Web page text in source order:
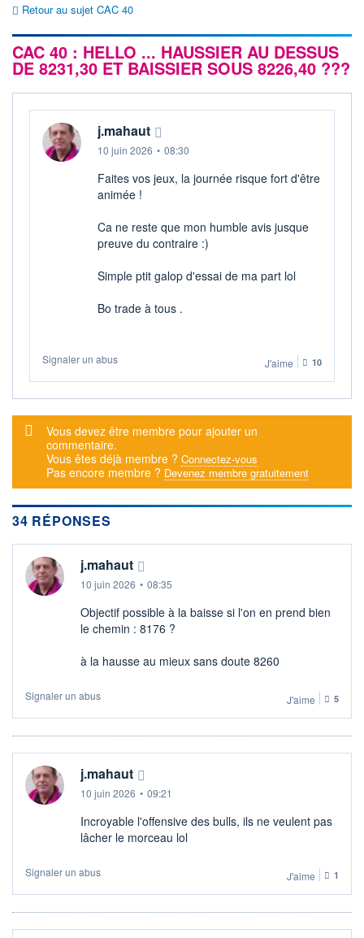
8 720
8 740
OUVERTURE
8 712,29
+ BAS
+HAUT 1ER +BAS 1ER
JANVIER
7 505,27
DERNIER ÉCHANGE
Retour au sujet CAC 40
CAC 40 : HELLO ... HAUSSIER AU DESSUS
DE 8231,30 ET BAISSIER SOUS 8226,40 ???
j.mahaut
10 juin 2026 • 08:30
Faites vos jeux, la journée risque fort d'être
animée !
Ca ne reste que mon humble avis jusque
preuve du contraire :)
Simple ptit galop d'essai de ma part lol
Bo trade à tous .
Signaler un abus J'aime 10
Message d'alerte
Vous devez être membre pour ajouter un
commentaire.
Vous êtes déjà membre ? Connectez-vous
Pas encore membre ? Devenez membre gratuitement
34 RÉPONSES
j.mahaut
10 juin 2026 • 08:35
Objectif possible à la baisse si l'on en prend bien
le chemin : 8176 ?
à la hausse au mieux sans doute 8260
Signaler un abus J'aime 5
j.mahaut
10 juin 2026 • 09:21
Incroyable l'offensive des bulls, ils ne veulent pas
lâcher le morceau lol
Signaler un abus J'aime 1